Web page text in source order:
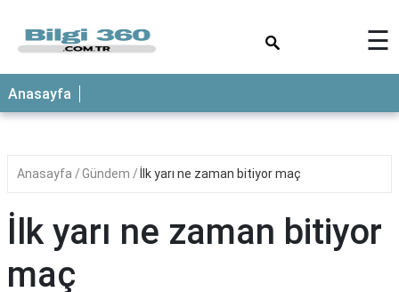
ANASAYFA
☰
Anasayfa
Anasayfa Gündem İlk yarı ne zaman bitiyor maç
İlk yarı ne zaman bitiyor
maç